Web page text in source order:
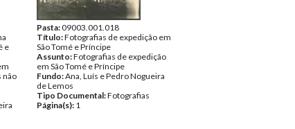
e
não
Pasta:09003.001.018
Título:Fotografias de expedição em
São Tomé e Príncipe
Assunto:Fotografias de expedição
em São Tomé e Príncipe
Fundo:Ana, Luís e Pedro Nogueira
de Lemos
Tipo Documental:Fotografias
Página(s): 1